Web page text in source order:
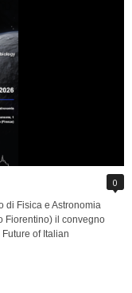
0
di Fisica e Astronomia
Fiorentino) il convegno
of Italian